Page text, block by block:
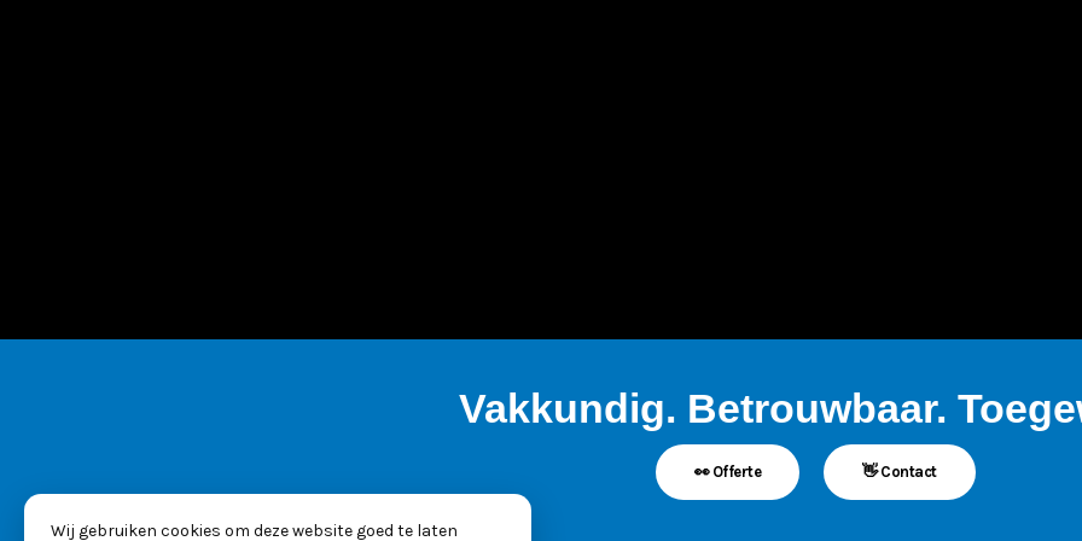
Vakkundig. Betrouwbaar.
👀 Offerte 👋 Contact
Wij gebruiken cookies om deze website goed te laten